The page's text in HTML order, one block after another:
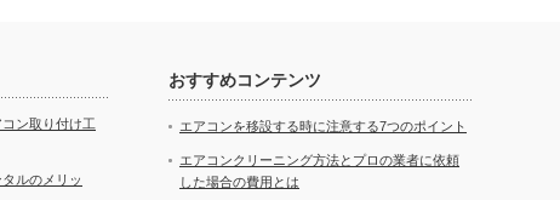
コン取り付け工
ルのメリッ
おすすめコンテンツ
エアコンを移設する時に注意する7つのポイント
エアコンクリーニング方法とプロの業者に依頼
した場合の費用とは